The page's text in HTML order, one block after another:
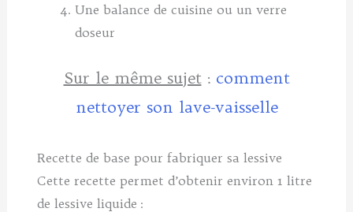
Une balance de cuisine ou un verre
doseur
Sur le même sujet: comment
nettoyer son lave-vaisselle
Recette de base pour fabriquer sa lessive
Cette recette permet d’obtenir environ 1 litre
de lessive liquide :